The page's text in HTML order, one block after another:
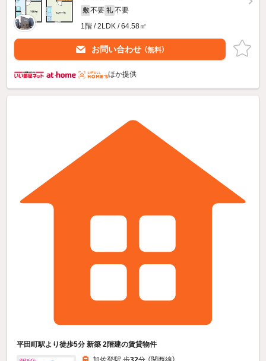
敷 不要 礼 不要
1階 / 2LDK / 64.58㎡
お問い合わせ （無料）
ほか提供
平田町駅より徒歩5分 新築 2階建の賃貸物件